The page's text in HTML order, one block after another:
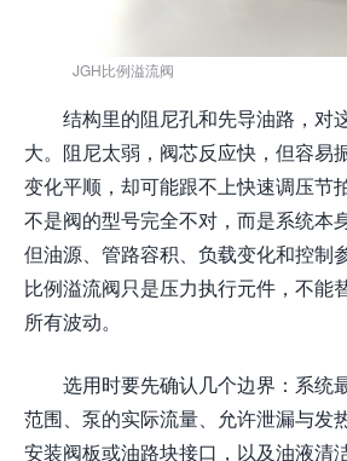
JGH比例溢流阀
结构里的阻尼孔和先导油路，对
大。阻尼太弱，阀芯反应快，但容易
变化平顺，却可能跟不上快速调压节
不是阀的型号完全不对，而是系统本
但油源、管路容积、负载变化和控制
比例溢流阀只是压力执行元件，不能
所有波动。
选用时要先确认几个边界：系统
范围、泵的实际流量、允许泄漏与发
安装阀板或油路块接口，以及油液清